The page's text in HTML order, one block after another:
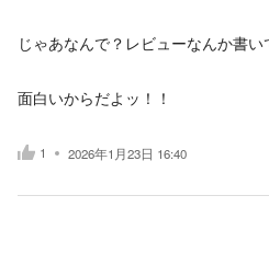
じゃあなんで？レビューなんか書い
面白いからだよッ！！
1 2026年1月23日 16:40